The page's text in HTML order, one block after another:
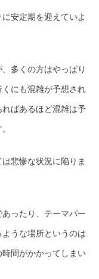
安定期を迎えていよ
多くの方はやっぱり
にも混雑が予想され
ばあるほど混雑は予
悲惨な状況に陥りま
ったり、テーマパー
うな場所というのは
間がかかってしまい